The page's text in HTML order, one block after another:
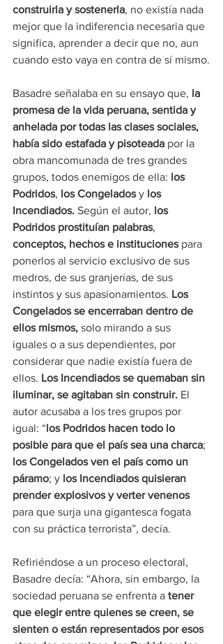
construirla y sostenerla, no existía nada
mejor que la indiferencia necesaria que
significa, aprender a decir que no, aun
cuando esto vaya en contra de sí mismo.
Basadre señalaba en su ensayo que, la
promesa de la vida peruana, sentida y
anhelada por todas las clases sociales,
había sido estafada y pisoteada por la
obra mancomunada de tres grandes
grupos, todos enemigos de ella: los
Podridos, los Congelados y los
Incendiados. Según el autor, los
Podridos prostituían palabras,
conceptos, hechos e instituciones para
ponerlos al servicio exclusivo de sus
medros, de sus granjerías, de sus
instintos y sus apasionamientos. Los
Congelados se encerraban dentro de
ellos mismos, solo mirando a sus
iguales o a sus dependientes, por
considerar que nadie existía fuera de
ellos. Los Incendiados se quemaban sin
iluminar, se agitaban sin construir. El
autor acusaba a los tres grupos por
igual: “los Podridos hacen todo lo
posible para que el país sea una charca;
los Congelados ven el país como un
páramo; y los Incendiados quisieran
prender explosivos y verter venenos
para que surja una gigantesca fogata
con su práctica terrorista”, decía.
Refiriéndose a un proceso electoral,
Basadre decía: “Ahora, sin embargo, la
sociedad peruana se enfrenta a tener
que elegir entre quienes se creen, se
sienten o están representados por esos